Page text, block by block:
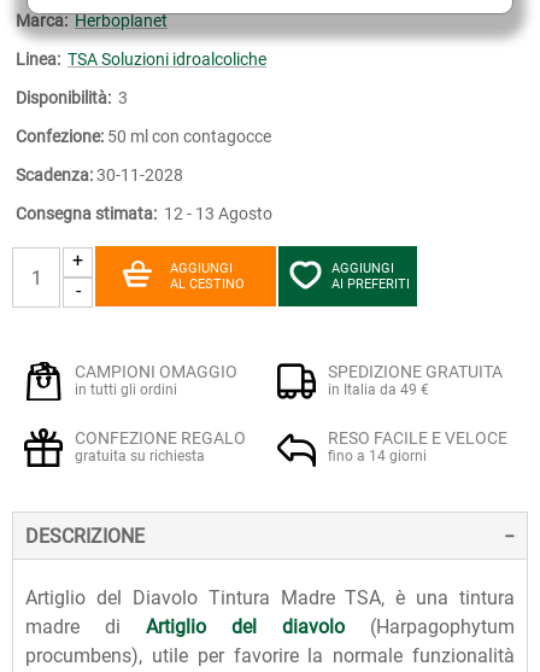
Marca: Herboplanet
Linea: TSA Soluzioni idroalcoliche
Disponibilità: 3
Confezione: 50 ml con contagocce
Scadenza:30-11-2028
Consegna stimata: 12 - 13 Agosto
+
-
AGGIUNGI
AL CESTINO
AGGIUNGI
AI PREFERITI
CAMPIONI OMAGGIO
in tutti gli ordini
SPEDIZIONE GRATUITA
in Italia da 49 €
CONFEZIONE REGALO
gratuita su richiesta
RESO FACILE E VELOCE
fino a 14 giorni
DESCRIZIONE
Artiglio del Diavolo Tintura Madre TSA, è una tintura
madre di Artiglio del diavolo (Harpagophytum
procumbens), utile per favorire la normale funzionalità